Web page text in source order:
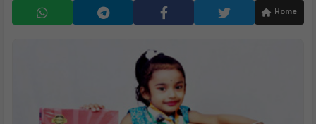
Home